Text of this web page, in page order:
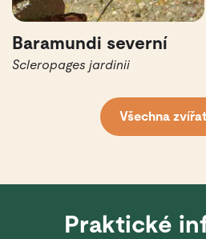
Baramundi severní
Scleropages jardinii
Všechna
Praktické